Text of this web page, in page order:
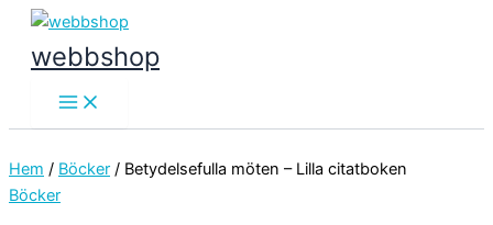
Hoppa
innehåll
webbshop
Main
Menu
Hem / Böcker / Betydelsefulla möten – Lilla citatboken
Böcker